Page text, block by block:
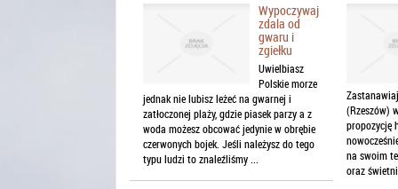
Wypoczywaj
zdala od
gwaru i
zgiełku
Uwielbiasz
Polskie morze
jednak nie lubisz leżeć na gwarnej i
zatłoczonej plaży, gdzie piasek parzy a z
woda możesz obcować jedynie w obrębie
czerwonych bojek. Jeśli należysz do tego
typu ludzi to znaleźliśmy ...
(Rzeszów)
propozycję
na swoim
oraz